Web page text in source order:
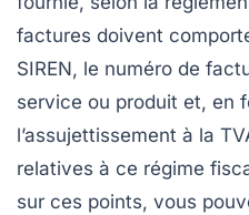
factures doivent
SIREN, le numéro de
service ou produit et, en
l’assujettissement à la
relatives à ce régime
sur ces points, vous